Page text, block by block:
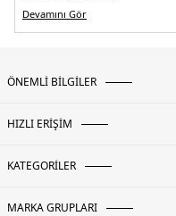
5DE0KU0KU00117BEH.07
Devamını Gör
ÖNEMLİ BİLGİLER
HIZLI ERİŞİM
KATEGORİLER
MARKA GRUPLARI